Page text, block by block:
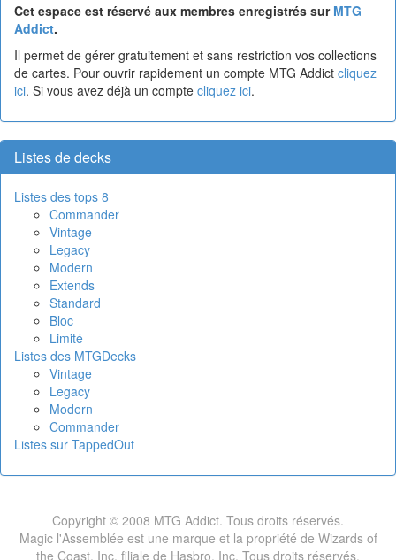
Cet espace est réservé aux membres enregistrés sur MTG
Addict.
Il permet de gérer gratuitement et sans restriction vos collections
de cartes. Pour ouvrir rapidement un compte MTG Addict cliquez
ici. Si vous avez déjà un compte cliquez ici.
Listes de decks
Listes des tops 8
Commander
Vintage
Legacy
Modern
Extends
Standard
Bloc
Limité
Listes des MTGDecks
Vintage
Legacy
Modern
Commander
Listes sur TappedOut
Copyright © 2008 MTG Addict. Tous droits réservés.
Magic l'Assemblée est une marque et la propriété de Wizards of
the Coast, Inc, filiale de Hasbro, Inc. Tous droits réservés.